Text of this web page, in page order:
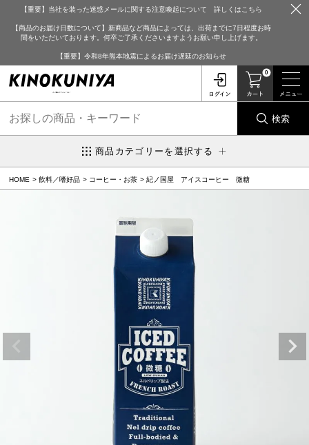
【重要】当社を装った迷惑メールに関する注意喚起について 詳しくはこちら
【商品のお届け日数について】新商品など商品によっては、出荷までに7日程度お時
間をいただいております。何卒ご了承くださいますようお願い申し上げます。
【重要】令和8年熊本地震によるお届け遅延のお知らせ
0
検索
商品カテゴリーを選択する
HOME 飲料／嗜好品 コーヒー・お茶 紀ノ国屋 アイスコーヒー 微糖